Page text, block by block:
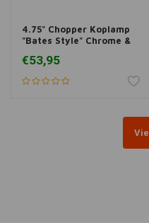
4.75" Chopper Koplamp
"Bates Style" Chrome &
€53,95